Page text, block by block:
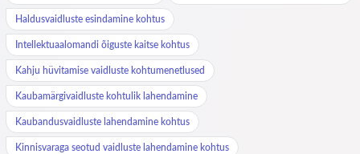
Haldusvaidluste esindamine kohtus
Intellektuaalomandi õiguste kaitse kohtus
Kahju hüvitamise vaidluste kohtumenetlused
Kaubamärgivaidluste kohtulik lahendamine
Kaubandusvaidluste lahendamine kohtus
Kinnisvaraga seotud vaidluste lahendamine kohtus